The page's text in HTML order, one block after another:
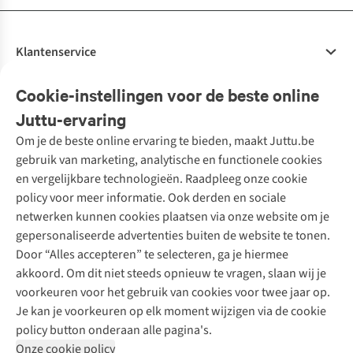
Cookie-instellingen voor de beste online
Juttu-ervaring
Om je de beste online ervaring te bieden, maakt Juttu.be
gebruik van marketing, analytische en functionele cookies
en vergelijkbare technologieën. Raadpleeg onze cookie
policy voor meer informatie. Ook derden en sociale
netwerken kunnen cookies plaatsen via onze website om je
gepersonaliseerde advertenties buiten de website te tonen.
Door “Alles accepteren” te selecteren, ga je hiermee
akkoord. Om dit niet steeds opnieuw te vragen, slaan wij je
voorkeuren voor het gebruik van cookies voor twee jaar op.
Je kan je voorkeuren op elk moment wijzigen via de cookie
policy button onderaan alle pagina's.
Onze cookie policy
Klantenservice
Bestellen
Betalen
10% studentenkorting
Klarna - achteraf betalen
Levering
Retourneren
Bestelling herroepen
Garantie
Contact
Onze diensten
Tweedehands - ReJUsed
Kledingatelier
Personal shopping
Textielbox
Events / workshops
Juttu
Over ons
Juttu Friends
Inspiratie
Werken bij Juttu
Onze winkels
De wereld van Juttu
Verantwoord ondernemen
Toegankelijkheidsverklaring
Merken
Nathalie Vleeschouwer
Selected dames
HKLiving
Dickies
Sessùn
Strom
O My Bag
Meld je aan voor de nieuwsbrief
Follow us